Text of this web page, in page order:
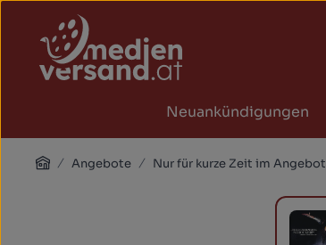
Zum Hauptinhalt springen
Zur Suche springen
Zur Hauptnavigation springen
Neuankündigungen
HomeAngebote Nur für kurze Zeit im Angebot
Bildergalerie überspringen